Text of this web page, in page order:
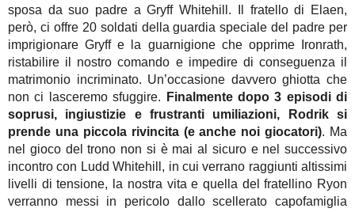
sposa da suo padre a Gryff Whitehill. Il fratello di Elaen,
però, ci offre 20 soldati della guardia speciale del padre per
imprigionare Gryff e la guarnigione che opprime Ironrath,
ristabilire il nostro comando e impedire di conseguenza il
matrimonio incriminato. Un’occasione davvero ghiotta che
non ci lasceremo sfuggire.
Finalmente dopo 3 episodi di
soprusi, ingiustizie e frustranti umiliazioni, Rodrik si
prende una piccola rivincita (e anche noi giocatori). Ma
nel gioco del trono non si è mai al sicuro e nel successivo
incontro con Ludd Whitehill, in cui verrano raggiunti altissimi
livelli di tensione, la nostra vita e quella del fratellino Ryon
verranno messi in pericolo dallo scellerato capofamiglia